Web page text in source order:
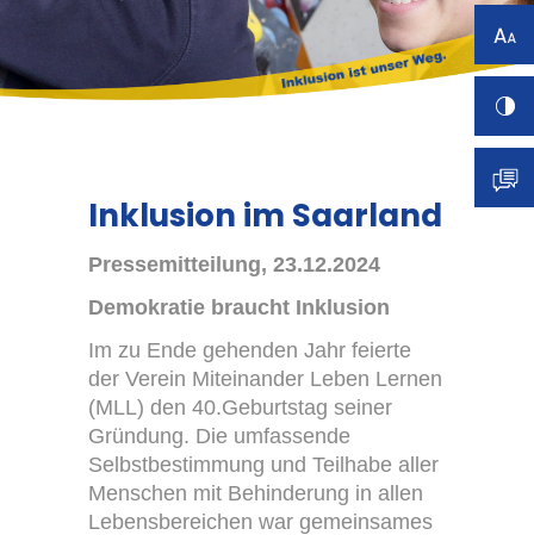
Deutsch (einfache
Sprache)
+
Erscheinungsbild:
Farbig
Inklusion im Saarland
Pressemitteilung, 23.12.2024
Demokratie braucht Inklusion
Im zu Ende gehenden Jahr feierte
der Verein Miteinander Leben Lernen
(MLL) den 40.Geburtstag seiner
Gründung. Die umfassende
Selbstbestimmung und Teilhabe aller
Menschen mit Behinderung in allen
Lebensbereichen war gemeinsames